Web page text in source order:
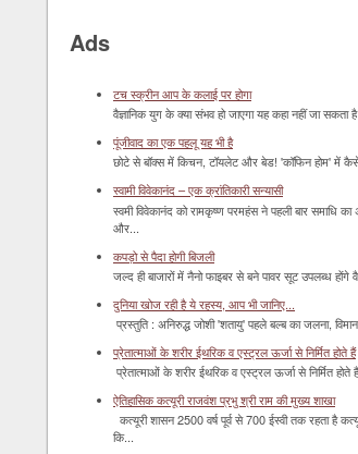
Ads
टच स्क्रीन आप के कलाई पर होगा
वैज्ञानिक युग के क्या संभव हो जाएगा यह कहा नहीं जा
पूंजीवाद का एक पहलू यह भी है
छोटे से बॉक्‍स में किचन, टॉयलेट और बेड! 'कॉफिन होम' में
स्वामी विवेकानंद – एक क्रांतिकारी सन्यासी
स्वमी विवेकानंद को रामकृष्ण परमहंस ने पहली बार
और...
कपड़ो से पैदा होगी बिजली
जल्द ही बाजारों में नैनो फाइबर से बने पावर सूट उपलब्ध होंगे
दुनिया खोज रही है ये रहस्य, आप भी जानिए...
प्रस्तुति : अनिरुद्ध जोशी 'शतायु' पहले बल्ब का जलना,
प्रेतात्माओं के शरीर ईथरिक व एस्ट्रल ऊर्जा से निर्मित होते हैं
प्रेतात्माओं के शरीर ईथरिक व एस्ट्रल ऊर्जा से निर्मित
ऐतिहासिक कत्यूरी राजवंश प्रभु श्री राम की मुख्य शाखा
कत्यूरी शासन 2500 वर्ष पूर्व से 700 ईस्वी तक रहता है
कि...